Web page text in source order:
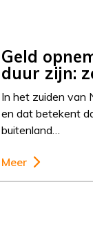
Geld
duur zijn:
In het zuiden van
en dat betekent
buitenland…
Meer